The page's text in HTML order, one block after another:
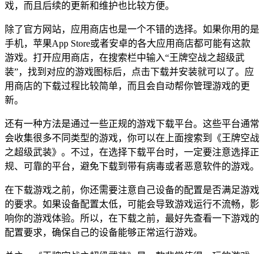
戏，而且后续的更新和维护也比较方便。
除了官方网站，应用商店也是一个不错的选择。如果你用的是
手机，苹果App Store或者安卓的各大应用商店都可能有这款
游戏。打开应用商店，在搜索栏中输入“王牌空战之超级武
装”，找到对应的游戏图标后，点击下载并安装就可以了。应
用商店的下载过程比较简单，而且会自动帮你管理游戏的更
新。
还有一种方法是通过一些正规的游戏下载平台。这些平台通常
会收集很多不同类型的游戏，你可以在上面搜索到《王牌空战
之超级武装》。不过，在选择下载平台时，一定要注意选择正
规、可靠的平台，避免下载到带有病毒或者恶意软件的游戏。
在下载游戏之前，你还需要注意自己设备的配置是否满足游戏
的要求。如果设备配置太低，可能会导致游戏运行不流畅，影
响你的游戏体验。所以，在下载之前，最好先查看一下游戏的
配置要求，确保自己的设备能够正常运行游戏。